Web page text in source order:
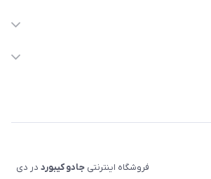
به کیبوردهای مکانیکال
فروشگاه اینترنتی جادو کیبورد در دی